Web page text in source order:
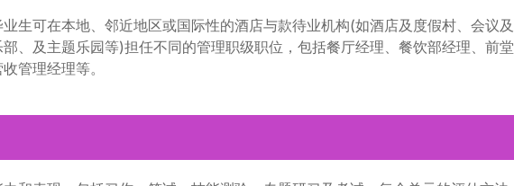
生可在本地、邻近地区或国际性的酒店与款待业机构(如酒店及度假村、会议
、及主题乐园等)担任不同的管理职级职位，包括餐厅经理、餐饮部经理、前
管理经理等。